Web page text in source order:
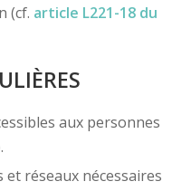
(cf. article L221-18 du
aux personnes
réseaux nécessaires